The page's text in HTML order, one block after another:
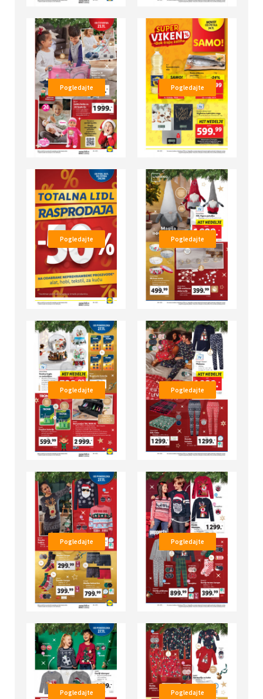
Pogledajte Pogledajte
Pogledajte Pogledajte
Pogledajte Pogledajte
Pogledajte Pogledajte
Pogledajte Pogledajte